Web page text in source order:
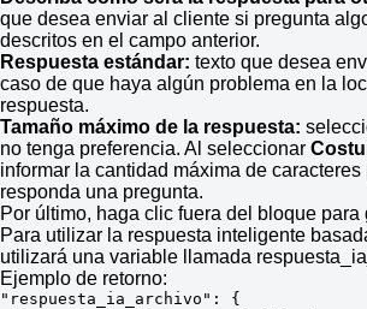
que desea enviar al cliente si pregunta
descritos en el campo anterior.
Respuesta estándar: texto que desea
caso de que haya algún problema en la
respuesta.
Tamaño máximo de la respuesta:
no tenga preferencia. Al seleccionar
informar la cantidad máxima de caracteres
responda una pregunta.
Por último, haga clic fuera del bloque para
Para utilizar la respuesta inteligente
utilizará una variable llamada
Ejemplo de retorno:
"respuesta_ia_archivo": {